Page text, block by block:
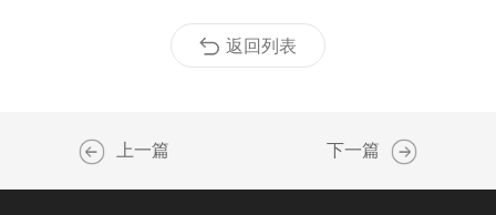
返回列表
上一篇 下一篇